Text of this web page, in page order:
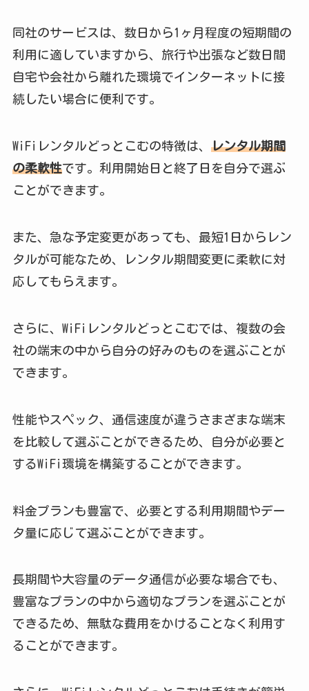
同社のサービスは、数日から1ヶ月程度の短期間の
利用に適していますから、旅行や出張など数日間
自宅や会社から離れた環境でインターネットに接
続したい場合に便利です。
WiFiレンタルどっとこむの特徴は、 レンタル期間
の柔軟性です。利用開始日と終了日を自分で選ぶ
ことができます。
また、急な予定変更があっても、最短1日からレン
タルが可能なため、レンタル期間変更に柔軟に対
応してもらえます。
さらに、WiFiレンタルどっとこむでは、複数の会
社の端末の中から自分の好みのものを選ぶことが
できます。
性能やスペック、通信速度が違うさまざまな端末
を比較して選ぶことができるため、自分が必要と
するWiFi環境を構築することができます。
料金プランも豊富で、必要とする利用期間やデー
タ量に応じて選ぶことができます。
長期間や大容量のデータ通信が必要な場合でも、
豊富なプランの中から適切なプランを選ぶことが
できるため、無駄な費用をかけることなく利用す
ることができます。